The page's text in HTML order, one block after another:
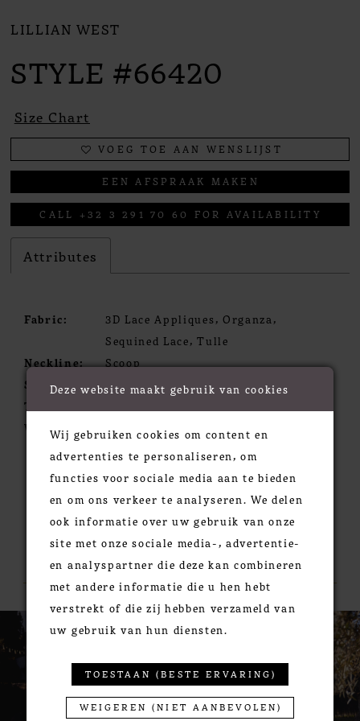
LILLIAN WEST
STYLE #66420
Size Chart
VOEG TOE AAN WENSLIJST
EEN AFSPRAAK MAKEN
CALL +32 3 291 70 60 FOR AVAILABILITY
Attributes
Fabric:
3D Lace Appliques, Organza,
Sequined Lace, Tulle
Neckline:
Scoop
Silhouette:
A-Line
Train:
Waistline:
Natural
RELATED PRODUCTS
Related
Products
Skip
to
PAUSE AUTOPLAY
PREVIOUS SLIDE
NEXT SLIDE
0
3
Deze website maakt gebruik van cookies
Wij gebruiken cookies om content en
advertenties te personaliseren, om
functies voor sociale media aan te bieden
en om ons verkeer te analyseren. We delen
ook informatie over uw gebruik van onze
site met onze sociale media-, advertentie-
en analyspartner die deze kan combineren
met andere informatie die u hen hebt
verstrekt of die zij hebben verzameld van
uw gebruik van hun diensten.
TOESTAAN (BESTE ERVARING)
WEIGEREN (NIET AANBEVOLEN)